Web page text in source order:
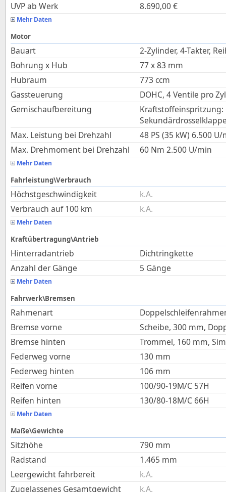
UVP ab Werk
8.690,00€
Mehr Daten
Motor
Bauart
2-Zylinder, 4-Takter,
Bohrung x Hub
77x83 mm
Hubraum
773 ccm
Gassteuerung
DOHC, 4 Ventile pro
Gemischaufbereitung
Max. Leistung bei Drehzahl
48 PS (35 kW) 6.500 U/
Max. Drehmoment bei Drehzahl
60 Nm 2.500 U/min
Mehr Daten
Fahrleistung\Verbrauch
Höchstgeschwindigkeit
k.A.
Verbrauch auf 100 km
k.A.
Mehr Daten
Kraftübertragung\Antrieb
Hinterradantrieb
Dichtringkette
Anzahl der Gänge
5 Gänge
Mehr Daten
Fahrwerk\Bremsen
Rahmenart
Bremse vorne
Scheibe, 300 mm,
Bremse hinten
Trommel, 160 mm,
Federweg vorne
130 mm
Federweg hinten
106 mm
Reifen vorne
100/90-19M/C 57H
Reifen hinten
130/80-18M/C 66H
Mehr Daten
Maße\Gewichte
Sitzhöhe 790 mm
Radstand
1.465 mm
Leergewicht fahrbereit
k.A.
Zugelassenes Gesamtgewicht
k.A.